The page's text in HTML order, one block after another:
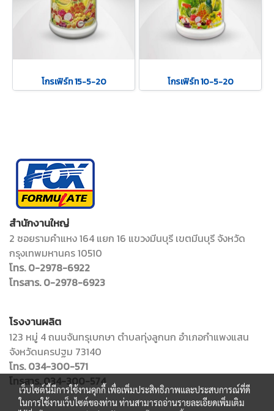
โกรเฟิร์ท 15-5-20 โกรเฟิร์ท 10-5-20
สำนักงานใหญ่
2 ซอยรามคำแหง 164 แยก 16 แขวงมีนบุรี เขตมีนบุรี จังหวัด
กรุงเทพมหานคร 10510
โทร. 0-2978-6922
โทรสาร. 0-2978-6923
โรงงานผลิต
123 หมู่ 4 ถนนจันทรุเบกษา ตำบลทุ่งลูกนก อำเภอกำแพงแสน
จังหวัดนครปฐม 73140
โทร. 034-300-571
โทรสาร. 034-300-574
เว็บไซต์นี้มีการใช้งานคุกกี้ เพื่อเพิ่มประสิทธิภาพและประสบการณ์ที่ดี
ในการใช้งานเว็บไซต์ของท่าน ท่านสามารถอ่านรายละเอียดเพิ่มเติม